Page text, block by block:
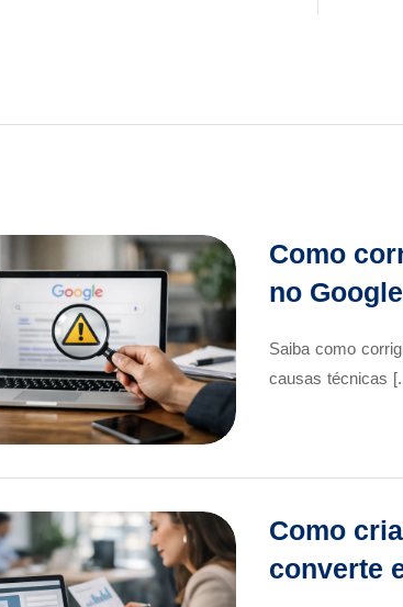
Como
no Google
Saiba como
causas técnicas
Como
converte